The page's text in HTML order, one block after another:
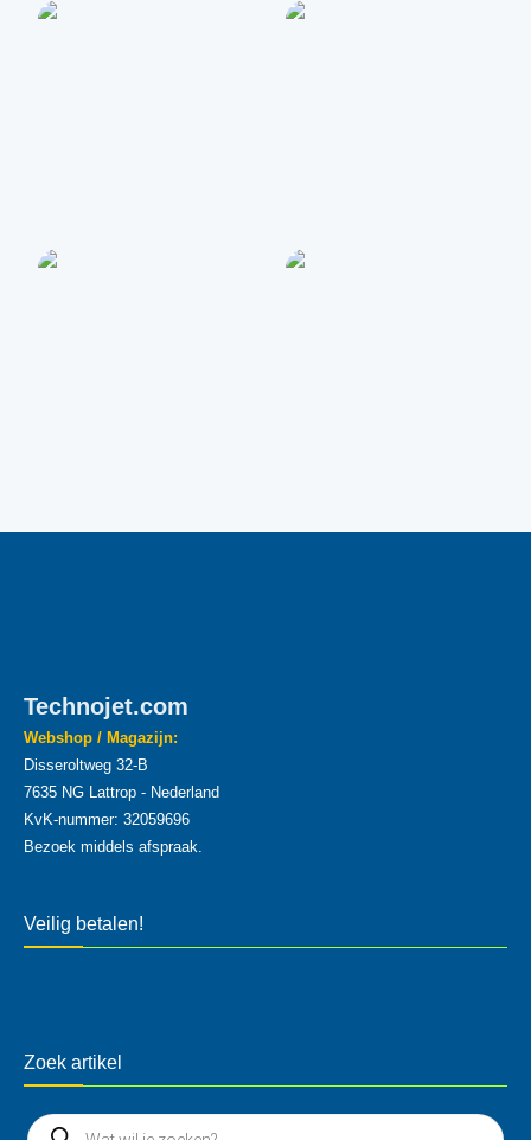
Technojet.com
Webshop / Magazijn:
Disseroltweg 32-B
7635 NG Lattrop - Nederland
KvK-nummer: 32059696
Bezoek middels afspraak.
Veilig betalen!
Zoek artikel